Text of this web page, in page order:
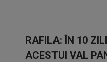
RAFILA: ÎN 10
ACESTUI VAL